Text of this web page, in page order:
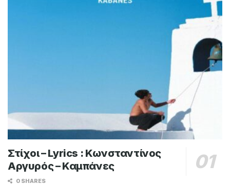
Στίχοι – Lyrics : Κωνσταντίνος
Αργυρός – Καμπάνες
0 SHARES